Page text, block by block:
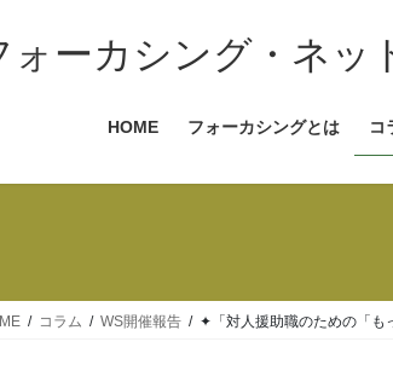
HOME フォーカシングとは コ
コラム WS開催報告 ✦「対人援助職のための「も